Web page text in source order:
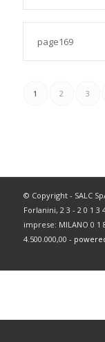
page169
1 2 3
© Copyright - SALC
Forlanini, 2 3 - 2 0 1
imprese: MILANO 0 1
4.500.000,00 -